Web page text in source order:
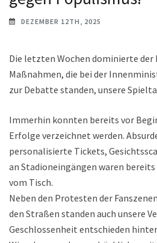
DEZEMBER 12TH, 2025
Die letzten Wochen dominierte der
Maßnahmen, die bei der
zur Debatte standen, unsere
Immerhin konnten bereits vor
Erfolge verzeichnet werden.
personalisierte Tickets,
an Stadioneingängen waren
vom Tisch.
Neben den Protesten der
den Straßen standen auch unsere
Geschlossenheit entschieden